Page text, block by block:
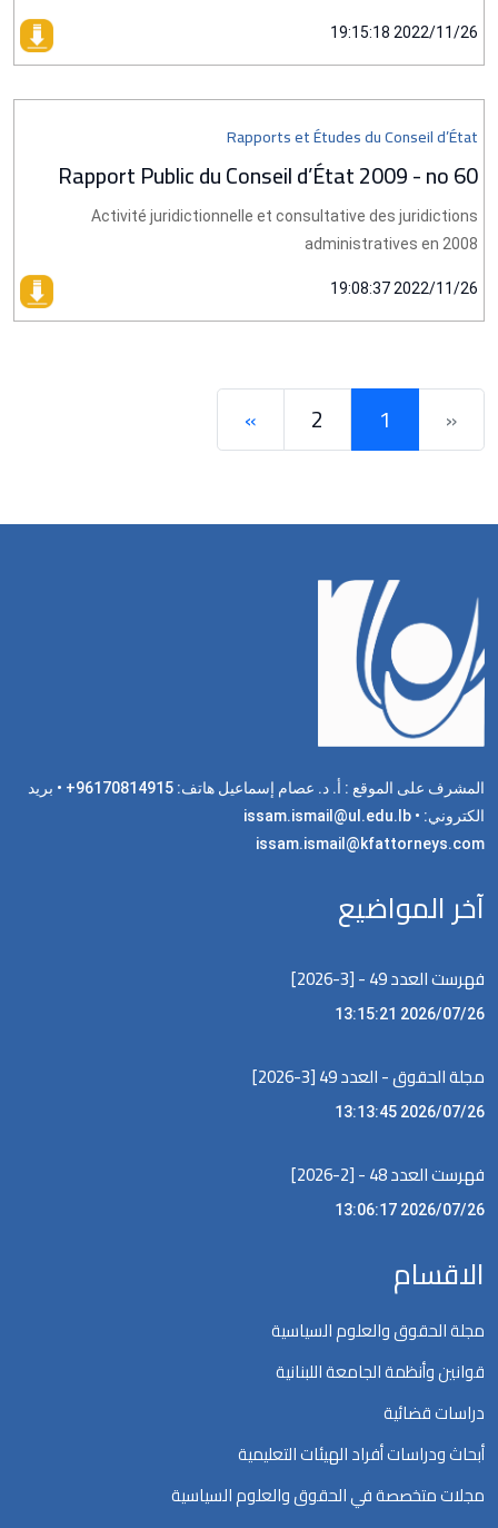
2022/11/26 19:15:18
Rapports et Études du Conseil d’État
Rapport Public du Conseil d’État 2009 - no 60
Activité juridictionnelle et consultative des juridictions
administratives en 2008
2022/11/26 19:08:37
«
1
2
»
المشرف على الموقع : أ. د. عصام إسماعيل هاتف: 96170814915+ • بريد
الكتروني: issam.ismail@ul.edu.lb •
issam.ismail@kfattorneys.com
آخر المواضيع
فهرست العدد 49 - [3-2026]
2026/07/26 13:15:21
مجلة الحقوق - العدد 49 [3-2026]
2026/07/26 13:13:45
فهرست العدد 48 - [2-2026]
2026/07/26 13:06:17
الاقسام
مجلة الحقوق والعلوم السياسية
قوانين وأنظمة الجامعة اللبنانية
دراسات قضائية
أبحاث ودراسات أفراد الهيئات التعليمية
مجلات متخصصة في الحقوق والعلوم السياسية